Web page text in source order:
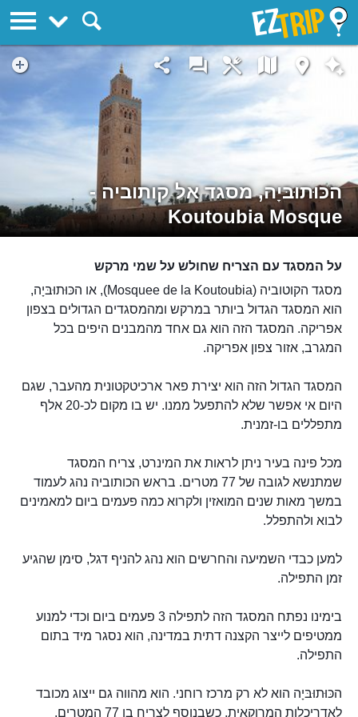
הכּוּתוּבּיָה, מסגד אל קותוביה -
Koutoubia Mosque
על המסגד עם הצריח שחולש על שמי מרקש
מסגד הקוטוביה (Mosquee de la Koutoubia), או הכּוּתוּבּיָה,
הוא המסגד הגדול ביותר במרקש ומהמסגדים הגדולים בצפון
אפריקה. המסגד הזה הוא גם אחד מהמבנים היפים בכל
המגרב, אזור צפון אפריקה.
המסגד הגדול הזה הוא יצירת פאר ארכיטקטונית מהעבר, שגם
היום אי אפשר שלא להתפעל ממנו. יש בו מקום לכ-20 אלף
מתפללים בו-זמנית.
מכל פינה בעיר ניתן לראות את המינרט, צריח המסגד
שמתנשא לגובה של 77 מטרים. בראש הכותוביה נהג לעמוד
במשך מאות שנים המואזין ולקרוא כמה פעמים ביום למאמינים
לבוא ולהתפלל.
למען כבדי השמיעה והחרשים הוא נהג להניף דגל, סימן שהגיע
זמן התפילה.
בימינו נפתח המסגד הזה לתפילה 3 פעמים ביום וכדי למנוע
ממטיפים לייצר הקצנה דתית במדינה, הוא נסגר מיד בתום
התפילה.
הכּוּתוּבּיָה הוא לא רק מרכז רוחני. הוא מהווה גם ייצוג מכובד
לאדריכלות המרוקאית, כשבנוסף לצריח בן 77 המטרים,
EZTrip